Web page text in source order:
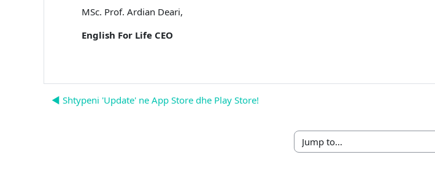
MSc. Prof. Ardian Deari,
English For Life CEO
◀︎ Shtypeni 'Update' ne App Store dhe Play Store!
Jump to...